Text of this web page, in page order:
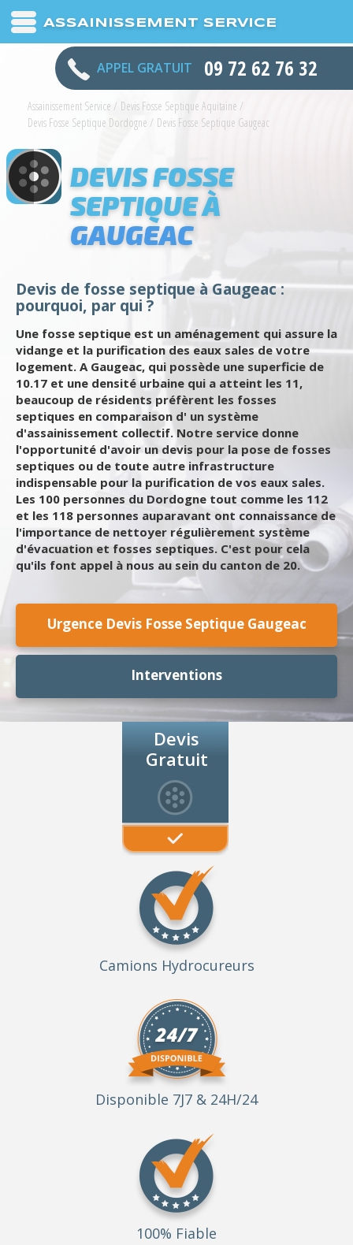
ASSAINISSEMENT SERVICE
APPEL GRATUIT 09 72 62 76 32
Assainissement Service / Devis Fosse Septique Aquitaine /
Devis Fosse Septique Dordogne / Devis Fosse Septique Gaugeac
DEVIS FOSSE
SEPTIQUE À
GAUGEAC
Devis de fosse septique à Gaugeac :
pourquoi, par qui ?
Une fosse septique est un aménagement qui assure la
vidange et la purification des eaux sales de votre
logement. A Gaugeac, qui possède une superficie de
10.17 et une densité urbaine qui a atteint les 11,
beaucoup de résidents préfèrent les fosses
septiques en comparaison d' un système
d'assainissement collectif. Notre service donne
l'opportunité d'avoir un devis pour la pose de fosses
septiques ou de toute autre infrastructure
indispensable pour la purification de vos eaux sales.
Les 100 personnes du Dordogne tout comme les 112
et les 118 personnes auparavant ont connaissance de
l'importance de nettoyer régulièrement système
d'évacuation et fosses septiques. C'est pour cela
qu'ils font appel à nous au sein du canton de 20.
Urgence Devis Fosse Septique Gaugeac
Interventions
Devis
Gratuit
Camions Hydrocureurs
Disponible 7J7 & 24H/24
100% Fiable